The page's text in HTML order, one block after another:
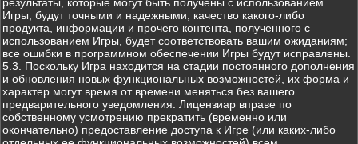
Игры, будут точными и надежными; качество какого-либо
продукта, информации и прочего контента, полученного с
использованием Игры, будет соответствовать вашим ожиданиям;
все ошибки в программном обеспечении Игры будут исправлены.
5.3. Поскольку Игра находится на стадии постоянного дополнения
и обновления новых функциональных возможностей, их форма и
характер могут время от времени меняться без вашего
предварительного уведомления. Лицензиар вправе по
собственному усмотрению прекратить (временно или
окончательно) предоставление доступа к Игре (или каких-либо